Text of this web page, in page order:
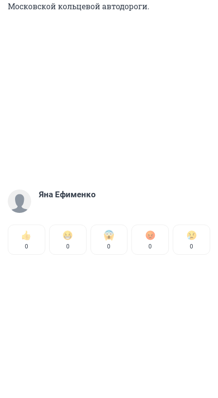
Московской кольцевой автодороги.
Яна Ефименко
0 0 0 0 0